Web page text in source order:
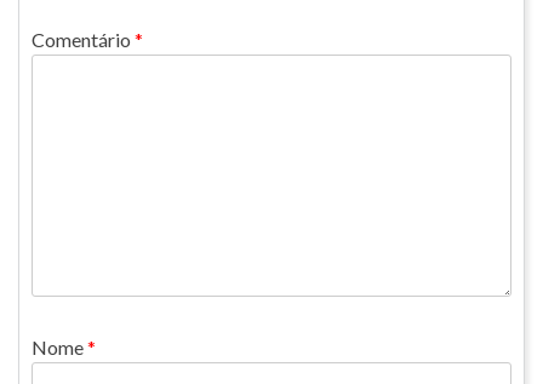
Comentário *
Nome*